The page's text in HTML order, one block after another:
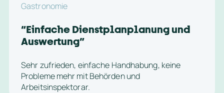
Gastronomie
“Einfache Dienstplanplanung und
Auswertung”
Sehr zufrieden, einfache Handhabung, keine
Probleme mehr mit Behörden und
Arbeitsinspektorar.